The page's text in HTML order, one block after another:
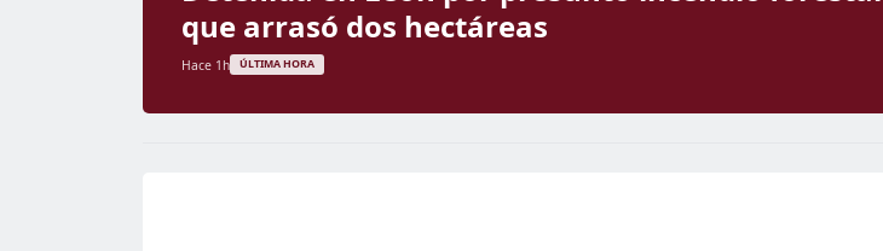
que arrasó dos hectáreas
Hace 1h ÚLTIMA HORA